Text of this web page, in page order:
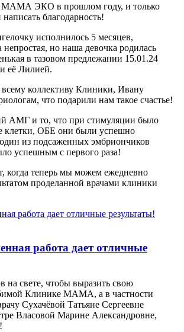
МАМА ЭКО в прошлом году, и только
благодарность!
исполнилось 5 месяцев,
непростая, но наша девочка родилась
в тазовом предлежании 15.01.24
её Лилией.
коллективу Клиники, Ивану
что подарили нам такое счастье!
АМГ и то, что при стимуляции было
клетки, ОБЕ они были успешно
из подсаженных эмбриончиков
успешным с первого раза!
когда теперь мы можем ежедневно
проделанной врачами клиники
работа дает отличные
на свете, чтобы выразить свою
Клинике МАМА, а в частности
Сухачёвой Татьяне Сергеевне
Власовой Марине Александровне,